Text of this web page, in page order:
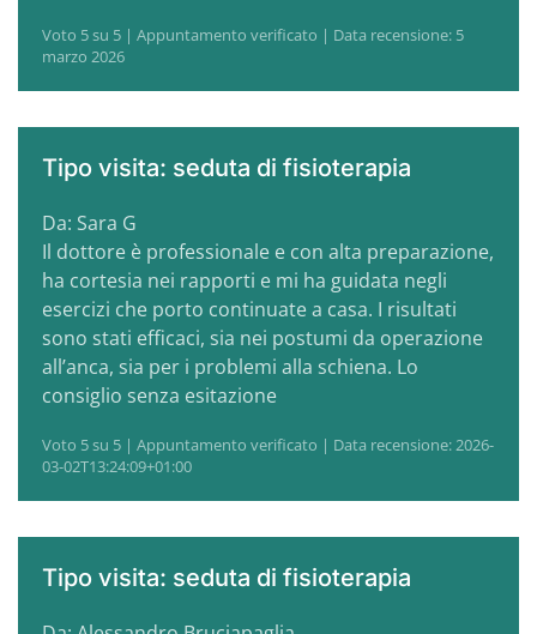
Voto 5 su 5 | Appuntamento verificato | Data recensione: 5
marzo 2026
Tipo visita: seduta di fisioterapia
Da: Sara G
Il dottore è professionale e con alta preparazione,
ha cortesia nei rapporti e mi ha guidata negli
esercizi che porto continuate a casa. I risultati
sono stati efficaci, sia nei postumi da operazione
all’anca, sia per i problemi alla schiena. Lo
consiglio senza esitazione
Voto 5 su 5 | Appuntamento verificato | Data recensione: 2026-
03-02T13:24:09+01:00
Tipo visita: seduta di fisioterapia